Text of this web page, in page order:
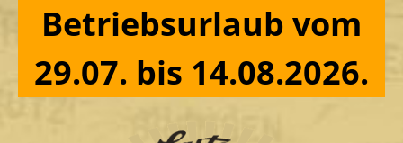
Zum Hauptinhalt springen
Betriebsurlaub vom
29.07. bis 14.08.2026.